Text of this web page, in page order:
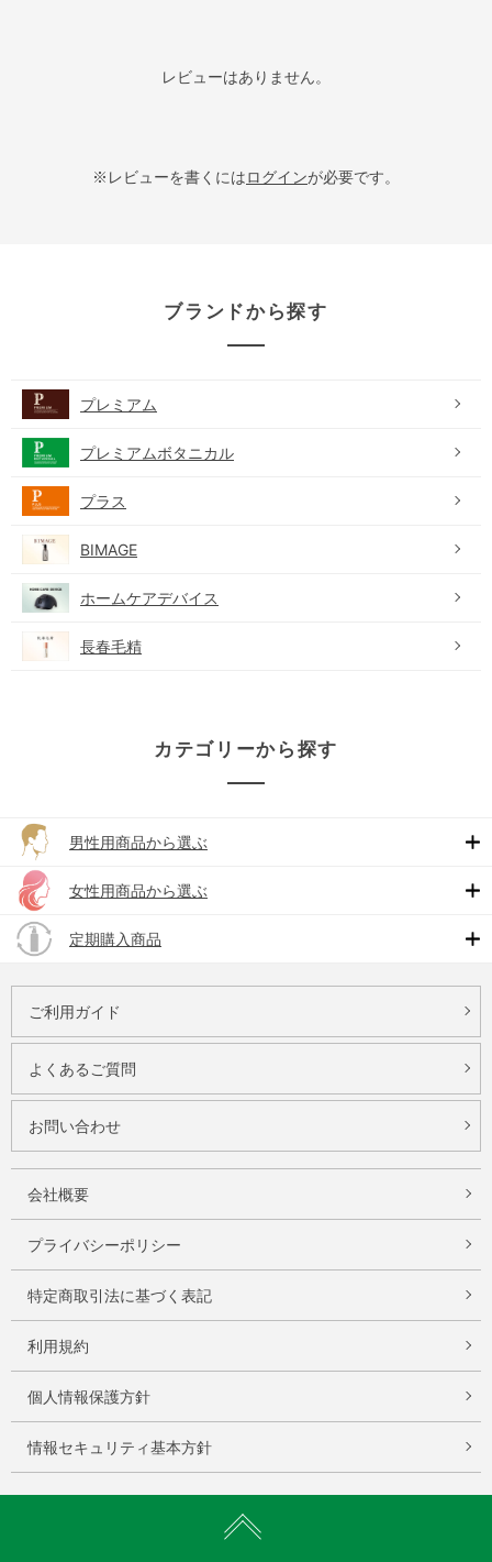
レビューはありません。
※レビューを書くにはログインが必要です。
ブランドから探す
プレミアム
プレミアムボタニカル
プラス
BIMAGE
ホームケアデバイス
長春毛精
カテゴリーから探す
男性用商品から選ぶ
女性用商品から選ぶ
定期購入商品
ご利用ガイド
よくあるご質問
お問い合わせ
会社概要
プライバシーポリシー
特定商取引法に基づく表記
利用規約
個人情報保護方針
情報セキュリティ基本方針